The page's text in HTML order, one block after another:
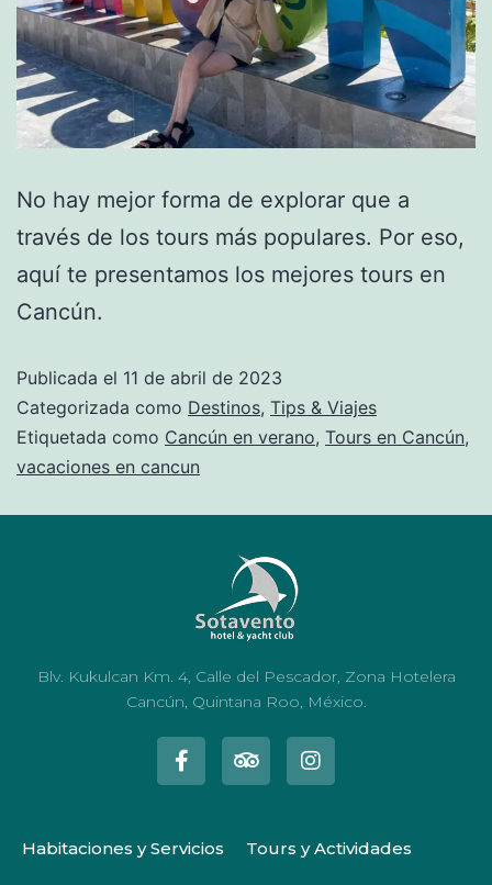
No hay mejor forma de explorar que a
través de los tours más populares. Por eso,
aquí te presentamos los mejores tours en
Cancún.
Publicada el 11 de abril de 2023
Categorizada como Destinos, Tips & Viajes
Etiquetada como Cancún en verano, Tours en Cancún,
vacaciones en cancun
Blv. Kukulcan Km. 4, Calle del Pescador, Zona Hotelera
Cancún, Quintana Roo, México.
Habitaciones y Servicios Tours y Actividades